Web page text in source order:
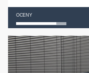
OCENY